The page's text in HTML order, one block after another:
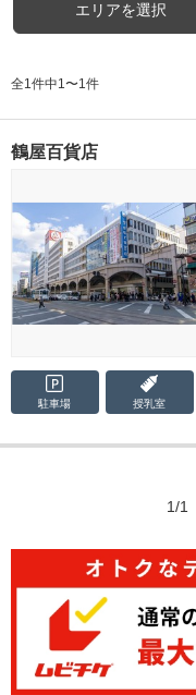
エリアを選択
全1件中1〜1件
鶴屋百貨店
駐車場 授乳室
1/1